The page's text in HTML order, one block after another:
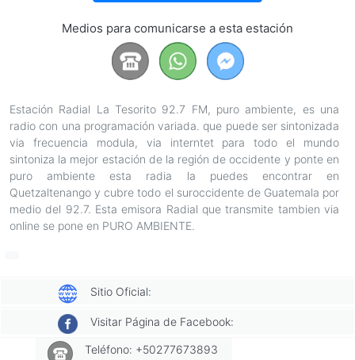
Medios para comunicarse a esta estación
Estación Radial La Tesorito 92.7 FM, puro ambiente, es una
radio con una programación variada. que puede ser sintonizada
via frecuencia modula, via interntet para todo el mundo
sintoniza la mejor estación de la región de occidente y ponte en
puro ambiente esta radia la puedes encontrar en
Quetzaltenango y cubre todo el suroccidente de Guatemala por
medio del 92.7. Esta emisora Radial que transmite tambien via
online se pone en PURO AMBIENTE.
Sitio Oficial:
Visitar Página de Facebook:
Teléfono: +50277673893